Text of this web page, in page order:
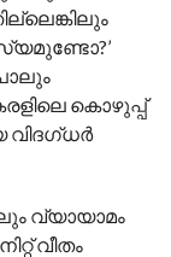
കൊഴുപ്പ്
വ്യായാമം
വീതം